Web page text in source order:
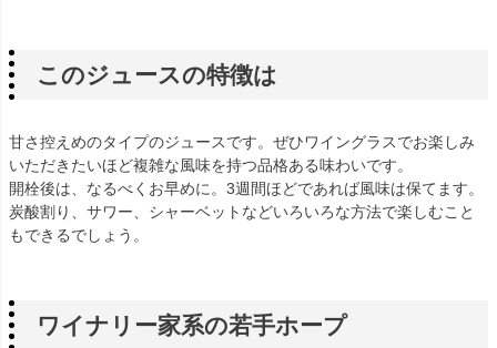
このジュースの特徴は
甘さ控えめのタイプのジュースです。ぜひワイングラスでお楽しみ
いただきたいほど複雑な風味を持つ品格ある味わいです。
開栓後は、なるべくお早めに。3週間ほどであれば風味は保てます。
炭酸割り、サワー、シャーベットなどいろいろな方法で楽しむこと
もできるでしょう。
ワイナリー家系の若手ホープ